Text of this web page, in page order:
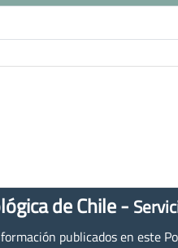
de Chile -
publicados en este